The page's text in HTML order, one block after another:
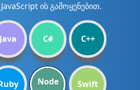
ის გამოყენებით.
Java C# C++
Node Swift